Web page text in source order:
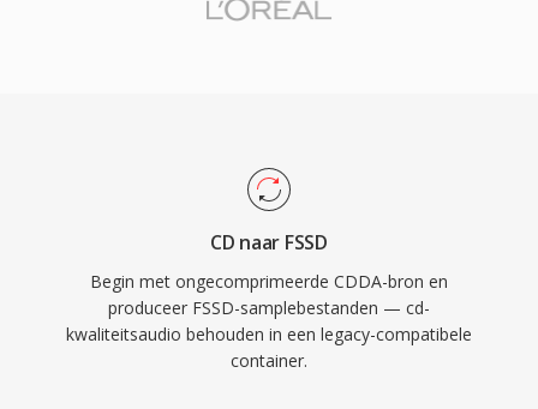
CD naar FSSD
Begin met ongecomprimeerde CDDA-bron en
produceer FSSD-samplebestanden — cd-
kwaliteitsaudio behouden in een legacy-compatibele
container.